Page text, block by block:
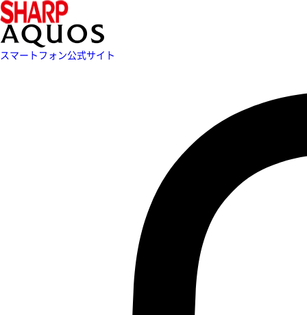
スマートフォン公式サイト